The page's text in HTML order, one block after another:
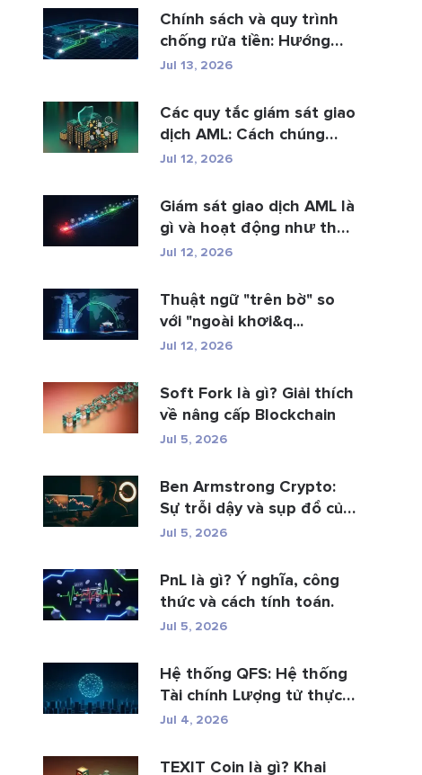
Chính sách và quy trình
chống rửa tiền: Hướng
dẫn t...
Jul 13, 2026
Các quy tắc giám sát giao
dịch AML: Cách chúng
phát hi�...
Jul 12, 2026
Giám sát giao dịch AML là
gì và hoạt động như thế
n...
Jul 12, 2026
Thuật ngữ "trên bờ" so
với "ngoài khơi&q...
Jul 12, 2026
Soft Fork là gì? Giải thích
về nâng cấp Blockchain
Jul 5, 2026
Ben Armstrong Crypto:
Sự trỗi dậy và sụp đổ của
BitB...
Jul 5, 2026
PnL là gì? Ý nghĩa, công
thức và cách tính toán.
Jul 5, 2026
Hệ thống QFS: Hệ thống
Tài chính Lượng tử thực
s�...
Jul 4, 2026
TEXIT Coin là gì? Khai